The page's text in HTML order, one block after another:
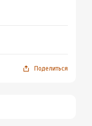
Поделиться